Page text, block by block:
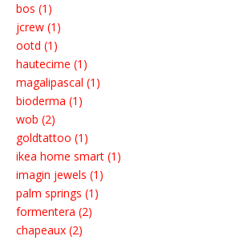
bos (1)
jcrew (1)
ootd (1)
hautecime (1)
magalipascal (1)
bioderma (1)
wob (2)
goldtattoo (1)
ikea home smart (1)
imagin jewels (1)
palm springs (1)
formentera (2)
chapeaux (2)